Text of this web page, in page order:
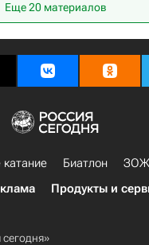
Еще 20 материалов
Биатлон ЗОЖ
Продукты и